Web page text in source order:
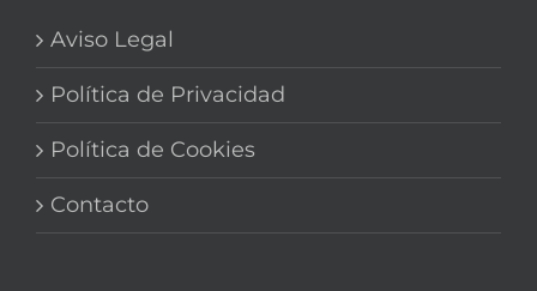
Aviso Legal
Política de Privacidad
Política de Cookies
Contacto